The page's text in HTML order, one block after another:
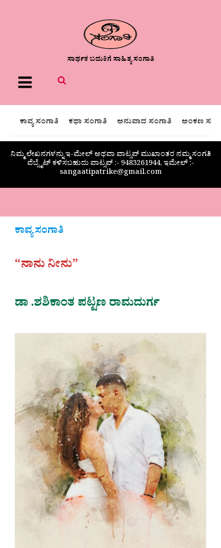
ಸಾರ್ಥಕ ಬದುಕಿಗೆ ಸಾಹಿತ್ಯ ಸಂಗಾತಿ
Menu
ಕಾವ್ಯ ಸಂಗಾತಿ ಕಥಾ ಸಂಗಾತಿ ಅನುವಾದ ಸಂಗಾತಿ ಅಂಕಣ
ನಿಮ್ಮ ಲೇಖನಗಳನ್ನು ಇ-ಮೇಲ್ ಅಥವಾ ವಾಟ್ಸಪ್ ಮುಖಾಂತರ ನಮ್ಮ ಸಂಗತಿ
ವೆಬ್ಸೈಟ್ ಕಳಿಸಬಹುದು ವಾಟ್ಸಪ್‌ :- 9483261944, ಇಮೇಲ್ :-
sangaatipatrike@gmail.com
ಕಾವ್ಯ ಸಂಗಾತಿ
“ನಾನು ನೀನು”
ಡಾ .ಶಶಿಕಾಂತ ಪಟ್ಟಣ ರಾಮದುರ್ಗ